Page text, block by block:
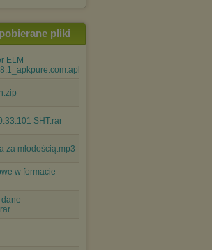
pliki
ELM
SHT.rar
za młodością.mp3
w formacie
dane